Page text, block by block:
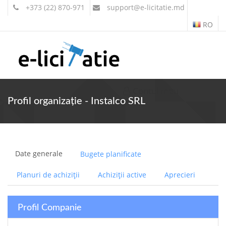
+373 (22) 870-971 support@e-licitatie.md
RO
Profil organizație - Instalco SRL
Date generale Bugete planificate
Planuri de achiziții Achiziții active Aprecieri
Profil Companie